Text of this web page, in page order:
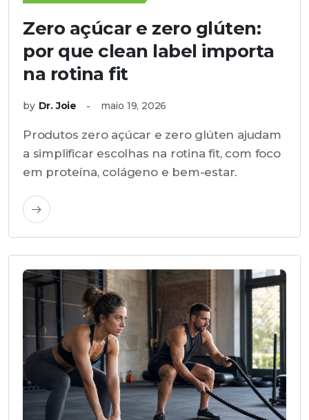
Zero açúcar e zero glúten:
por que clean label importa
na rotina fit
by Dr. Joie maio 19, 2026
Produtos zero açúcar e zero glúten ajudam
a simplificar escolhas na rotina fit, com foco
em proteína, colágeno e bem-estar.